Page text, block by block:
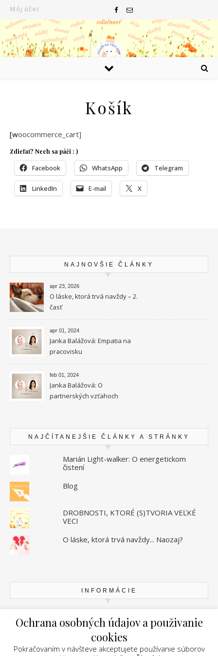
Môj účet
Košík
[woocommerce_cart]
Zdieľať? Nech sa páči : )
Facebook WhatsApp Telegram
LinkedIn E-mail X
NAJNOVŠIE ČLÁNKY
apr 23, 2026
O láske, ktorá trvá navždy – 2.
časť
apr 01, 2024
Janka Balážová: Empatia na
pracovisku
feb 01, 2024
Janka Balážová: O
partnerských vzťahoch
NAJČÍTANEJŠIE ČLÁNKY A STRÁNKY
Marián Light-walker: O energetickom
čistení
Blog
DROBNOSTI, KTORÉ (S)TVORIA VEĽKÉ
VECI
O láske, ktorá trvá navždy... Naozaj?
INFORMÁCIE
Ochrana osobných údajov a použivanie
cookies
Pokračovaním v návšteve akceptujete používanie súborov